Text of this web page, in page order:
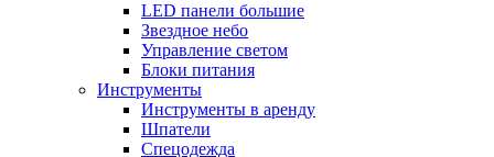
LED панели большие
Звездное небо
Управление светом
Блоки питания
Инструменты
Инструменты в аренду
Шпатели
Спецодежда